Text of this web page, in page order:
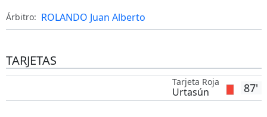
Árbitro: ROLANDO Juan Alberto
TARJETAS
87'
Tarjeta Roja
Urtasún